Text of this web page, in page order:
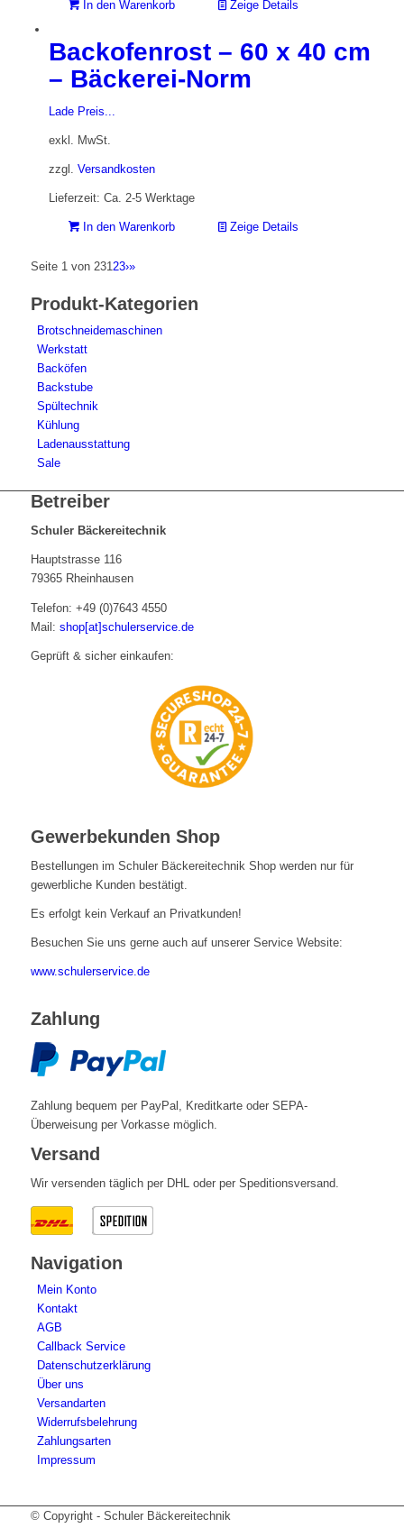
In den Warenkorb Zeige Details
Backofenrost – 60 x 40 cm
– Bäckerei-Norm
Lade Preis...
exkl. MwSt.
zzgl. Versandkosten
Lieferzeit: Ca. 2-5 Werktage
In den Warenkorb Zeige Details
Seite 1 von 23123›»
Produkt-Kategorien
Brotschneidemaschinen
Werkstatt
Backöfen
Backstube
Spültechnik
Kühlung
Ladenausstattung
Sale
Betreiber
Schuler Bäckereitechnik
Hauptstrasse 116
79365 Rheinhausen
Telefon: +49 (0)7643 4550
Mail: shop[at]schulerservice.de
Geprüft & sicher einkaufen:
Gewerbekunden Shop
Bestellungen im Schuler Bäckereitechnik Shop werden nur für
gewerbliche Kunden bestätigt.
Es erfolgt kein Verkauf an Privatkunden!
Besuchen Sie uns gerne auch auf unserer Service Website:
www.schulerservice.de
Zahlung
Zahlung bequem per PayPal, Kreditkarte oder SEPA-
Überweisung per Vorkasse möglich.
Versand
Wir versenden täglich per DHL oder per Speditionsversand.
Navigation
Mein Konto
Kontakt
AGB
Callback Service
Datenschutzerklärung
Über uns
Versandarten
Widerrufsbelehrung
Zahlungsarten
Impressum
© Copyright - Schuler Bäckereitechnik